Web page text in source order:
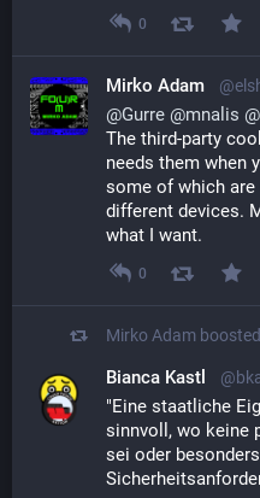
0
Mirko Adam
@Gurre @mnalis @
The third-party
needs them when
some of which
different devices.
what I want.
0
Mirko Adam boosted
Bianca Kastl
"Eine staatliche
sinnvoll, wo keine
sei oder